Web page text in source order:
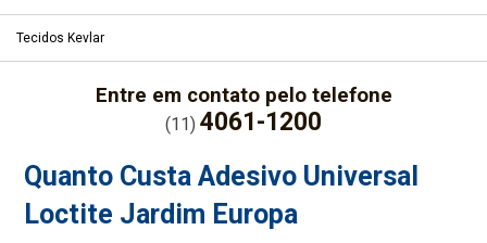
Tecidos Kevlar
Entre em contato pelo telefone
(11) 4061-1200
Quanto Custa Adesivo Universal
Loctite Jardim Europa